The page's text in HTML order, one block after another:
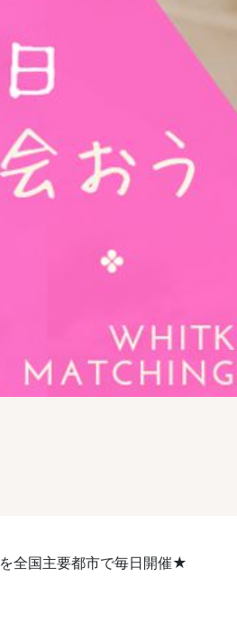
全国主要都市で毎日開催★